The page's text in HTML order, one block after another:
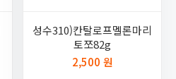
성수310)칸탈로프멜론마리
토쪼82g
2,500 원